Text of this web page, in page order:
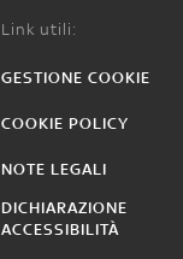
Link utili:
GESTIONE COOKIE
COOKIE POLICY
NOTE LEGALI
DICHIARAZIONE
ACCESSIBILITÀ